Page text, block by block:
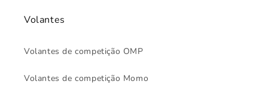
Volantes
Volantes de competição OMP
Volantes de competição Momo